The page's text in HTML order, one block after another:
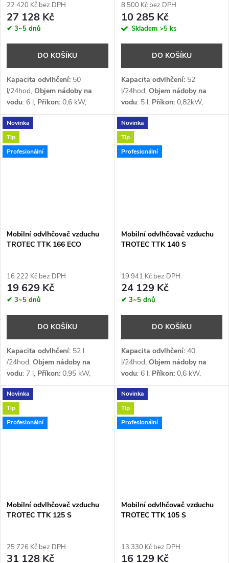
22 420 Kč bez DPH
27 128 Kč
✔ 3~5 dnů
DO KOŠÍKU
Kapacita odvlhčení: 50
l/24hod, Objem nádoby na
vodu: 6 l, Příkon: 0,6 kW,
Průtok vzduchu:580 m³/h,
Napětí:
R290
8 500 Kč bez DPH
10 285 Kč
Skladem >5 ks
DO KOŠÍKU
Kapacita odvlhčení: 52
l/24hod, Objem nádoby na
vodu: 5 l, Příkon: 0,82kW,
Průtok vzduchu:350 m³/h,
Napětí:
Chladivo:
Novinka
Tip
Profesionální
Mobilní odvlhčovač vzduchu
TROTEC TTK 166 ECO
16 222 Kč bez DPH
19 629 Kč
✔ 3~5 dnů
DO KOŠÍKU
Kapacita odvlhčení: 52 l
/24hod, Objem nádoby na
vodu: 7 l, Příkon: 0,95 kW,
Průtok vzduchu:300m³/h,
Napětí:
Chladivo:
Novinka
Tip
Profesionální
Mobilní odvlhčovač vzduchu
TROTEC TTK 140 S
19 941 Kč bez DPH
24 129 Kč
✔ 3~5 dnů
DO KOŠÍKU
Kapacita odvlhčení:40
l/24hod, Objem nádoby na
vodu: 6 l, Příkon:0,6 kW,
Průtok vzduchu:580 m³/h,
Napětí:
R290
Novinka
Tip
Profesionální
Mobilní odvlhčovač vzduchu
TROTEC TTK 125 S
25 726 Kč bez DPH
31 128 Kč
Novinka
Tip
Profesionální
Mobilní odvlhčovač vzduchu
TROTEC TTK 105 S
13 330 Kč bez DPH
16 129 Kč